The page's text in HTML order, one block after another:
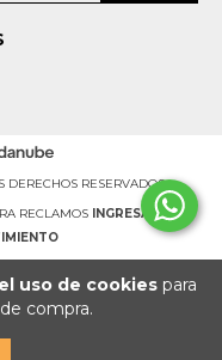
uso de cookiespara
compra.
DERECHOS RESERVADOS.
RECLAMOS
INGRESÁ ACÁ.